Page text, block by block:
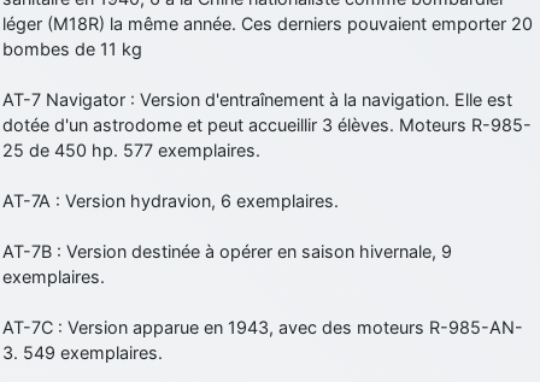
léger (M18R) la même année. Ces derniers pouvaient emporter 20
bombes de 11 kg
AT-7 Navigator : Version d'entraînement à la navigation. Elle est
dotée d'un astrodome et peut accueillir 3 élèves. Moteurs R-985-
25 de 450 hp. 577 exemplaires.
AT-7A : Version hydravion, 6 exemplaires.
AT-7B : Version destinée à opérer en saison hivernale, 9
exemplaires.
AT-7C : Version apparue en 1943, avec des moteurs R-985-AN-
3. 549 exemplaires.